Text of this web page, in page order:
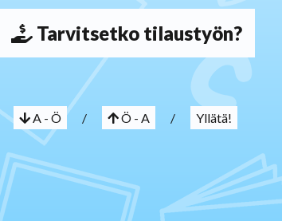
Tarvitsetko tilaustyön?
A - Ö / Ö - A / Yllätä!